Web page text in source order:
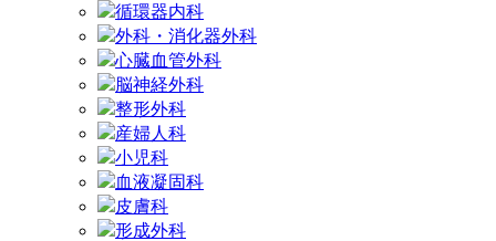
循環器内科
外科・消化器外科
心臓血管外科
脳神経外科
整形外科
産婦人科
小児科
血液凝固科
皮膚科
形成外科